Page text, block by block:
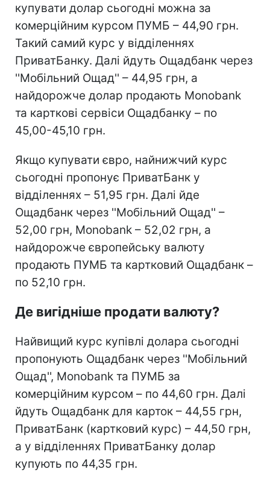
купувати долар сьогодні можна за
комерційним курсом ПУМБ – 44,90 грн.
Такий самий курс у відділеннях
ПриватБанку. Далі йдуть Ощадбанк через
''Мобільний Ощад'' – 44,95 грн, а
найдорожче долар продають Monobank
та карткові сервіси Ощадбанку – по
45,00-45,10 грн.
Якщо купувати євро, найнижчий курс
сьогодні пропонує ПриватБанк у
відділеннях – 51,95 грн. Далі йде
Ощадбанк через ''Мобільний Ощад'' –
52,00 грн, Monobank – 52,02 грн, а
найдорожче європейську валюту
продають ПУМБ та картковий Ощадбанк –
по 52,10 грн.
Де вигідніше продати валюту?
Найвищий курс купівлі долара сьогодні
пропонують Ощадбанк через ''Мобільний
Ощад'', Monobank та ПУМБ за
комерційним курсом – по 44,60 грн. Далі
йдуть Ощадбанк для карток – 44,55 грн,
ПриватБанк (картковий курс) – 44,50 грн,
а у відділеннях ПриватБанку долар
купують по 44,35 грн.